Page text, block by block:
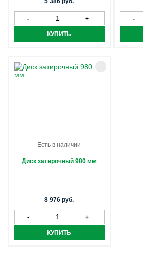
Есть в наличии
Диск затирочный 980 мм
8 976 руб.